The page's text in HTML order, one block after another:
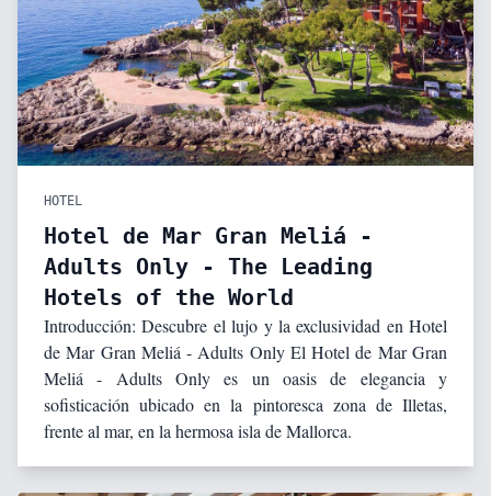
HOTEL
Hotel de Mar Gran Meliá -
Adults Only - The Leading
Hotels of the World
Introducción: Descubre el lujo y la exclusividad en Hotel
de Mar Gran Meliá - Adults Only El Hotel de Mar Gran
Meliá - Adults Only es un oasis de elegancia y
sofisticación ubicado en la pintoresca zona de Illetas,
frente al mar, en la hermosa isla de Mallorca.